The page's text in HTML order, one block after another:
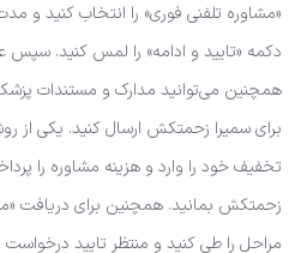
«مشاوره تلفنی فوری» را انتخاب کنید و
دکمه «تایید و ادامه» را لمس کنید. سپس
همچنین می‌توانید مدارک و مستندات
برای سمیرا زحمتکش ارسال کنید. یکی از
تخفیف خود را وارد و هزینه مشاوره را
زحمتکش بمانید. همچنین برای دریافت
مراحل را طی کنید و منتظر تایید